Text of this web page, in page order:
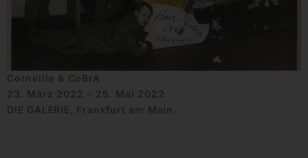
Corneille & CoBrA
23. März 2022 - 25. Mai 2022
DIE GALERIE, Frankfurt am Main